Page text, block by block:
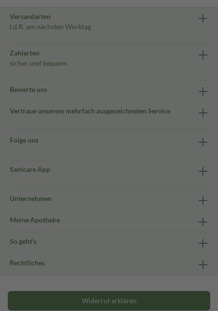
Versandarten
i.d.R. am nächsten Werktag
Zahlarten
sicher und bequem
Bewerte uns
Vertraue unserem mehrfach ausgezeichneten Service
Folge uns
Sanicare App
Unternehmen
Meine Apotheke
So geht's
Rechtliches
Widerruf erklären